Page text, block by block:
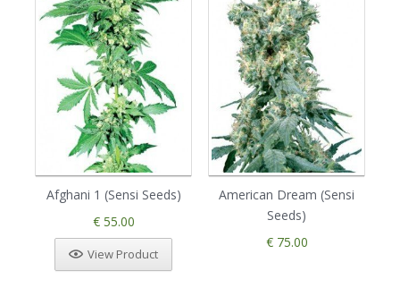
Afghani 1 (Sensi Seeds)
€ 55.00
View Product
American Dream (Sensi
Seeds)
€ 75.00